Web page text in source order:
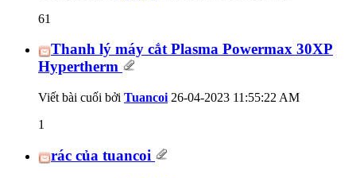
61
Thanh lý máy cắt Plasma Powermax 30XP
Hypertherm
Viết bài cuối bởi Tuancoi 26-04-2023 11:55:22 AM
1
rác của tuancoi